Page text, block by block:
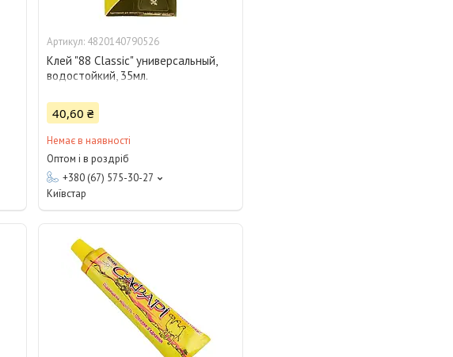
4820140790526
Клей "88 Classic" универсальный,
водостойкий, 35мл.
40,60 ₴
Немає в наявності
Оптом і в роздріб
+380 (67) 575-30-27
Київстар